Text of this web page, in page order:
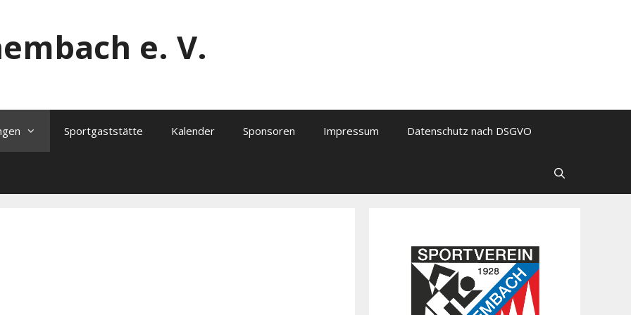
e. V.
Sportgaststätte Kalender Sponsoren Impressum Datenschutz nach DSGVO